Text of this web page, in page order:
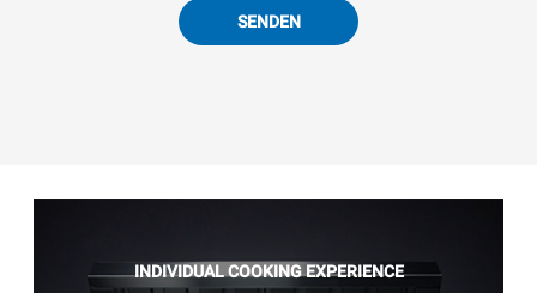
SENDEN
INDIVIDUAL COOKING EXPERIENCE